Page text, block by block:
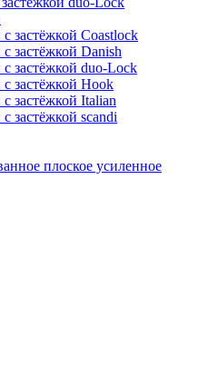
застёжкой Coastlock
застёжкой Danish
застёжкой duo-Lock
застёжкой Hook
застёжкой Italian
застёжкой scandi
плоское усиленное